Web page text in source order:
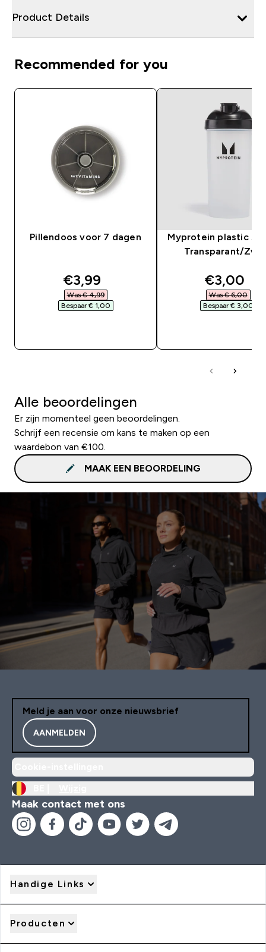
Product Details
Recommended for you
Pillendoos voor 7 dagen
discounted price
€3,99‎
Was € 4,99‎
Bespaar € 1,00‎
Myprotein plastic
Transparant/
€3,00‎
Was € 6,00‎
Bespaar € 3,00‎
Alle beoordelingen
Er zijn momenteel geen beoordelingen.
Schrijf een recensie om kans te maken op een
waardebon van €100.
MAAK EEN BEOORDELING
Meld je aan voor onze nieuwsbrief
AANMELDEN
Maak contact met ons
Handige Links
Producten